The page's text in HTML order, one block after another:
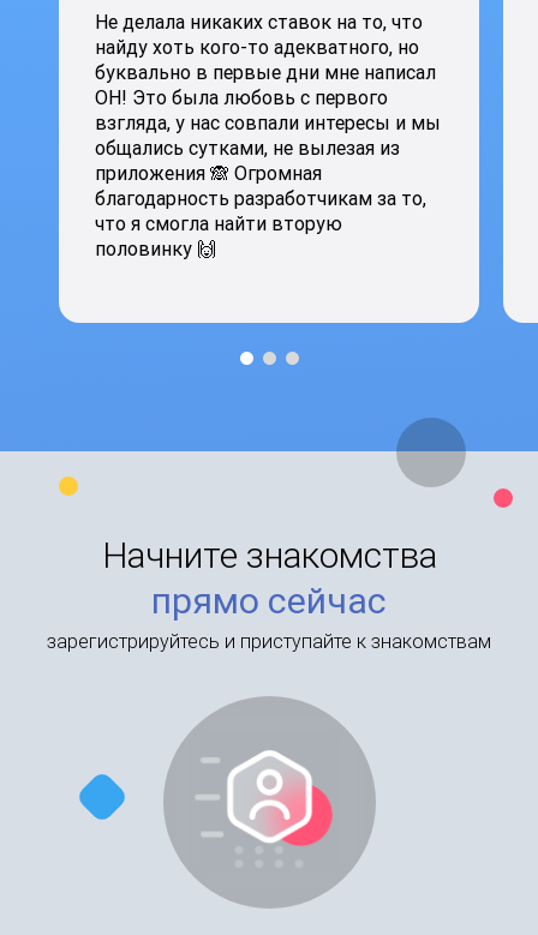
Не делала никаких ставок на то, что
найду хоть кого-то адекватного, но
буквально в первые дни мне написал
ОН! Это была любовь с первого
взгляда, у нас совпали интересы и мы
общались сутками, не вылезая из
приложения 🙈 Огромная
благодарность разработчикам за то,
что я смогла найти вторую
половинку 🙌
Начните знакомства
прямо сейчас
зарегистрируйтесь и приступайте к знакомствам